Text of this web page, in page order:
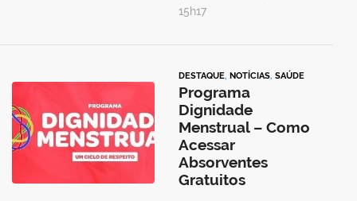
15h17
DESTAQUE, NOTÍCIAS, SAÚDE
Programa
Dignidade
Menstrual – Como
Acessar
Absorventes
Gratuitos